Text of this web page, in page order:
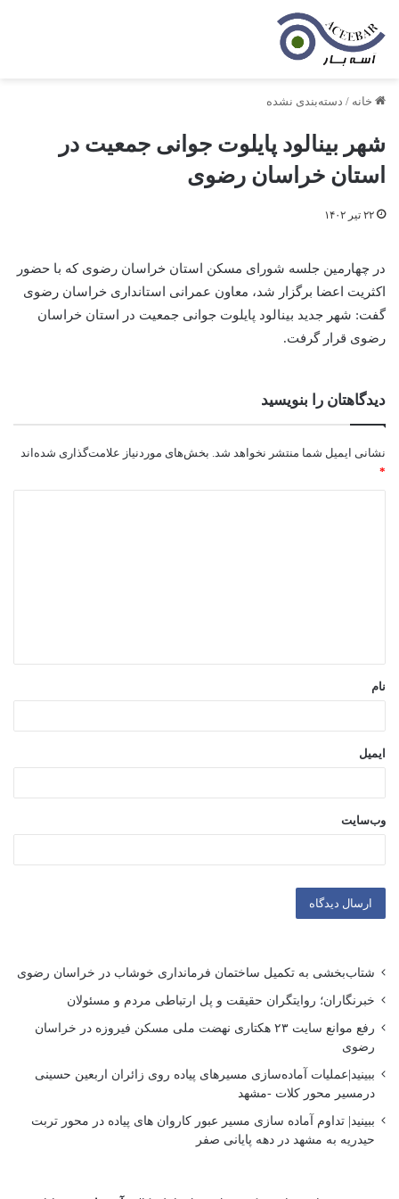
خانه / دسته‌بندی نشده
شهر بینالود پایلوت جوانی جمعیت در
استان خراسان رضوی
۲۲ تیر ۱۴۰۲
در چهارمین جلسه شورای مسکن استان خراسان رضوی که با حضور
اکثریت اعضا برگزار شد، معاون عمرانی استانداری خراسان رضوی
گفت: شهر جدید بینالود پایلوت جوانی جمعیت در استان خراسان
رضوی قرار گرفت.
دیدگاهتان را بنویسید
نشانی ایمیل شما منتشر نخواهد شد. بخش‌های موردنیاز علامت‌گذاری شده‌اند
*
*
نام
ایمیل
وب‌سایت
شتاب‌بخشی به تکمیل ساختمان فرمانداری خوشاب در خراسان رضوی
خبرنگاران؛ روایتگران حقیقت و پل ارتباطی مردم و مسئولان
رفع موانع سایت ۲۳ هکتاری نهضت ملی مسکن فیروزه در خراسان
رضوی
ببینید|عملیات آماده‌سازی مسیرهای پیاده روی زائران اربعین حسینی
درمسیر محور کلات -مشهد
ببینید| تداوم آماده سازی مسیر عبور کاروان های پیاده در محور تربت
حیدریه به مشهد در دهه پایانی صفر